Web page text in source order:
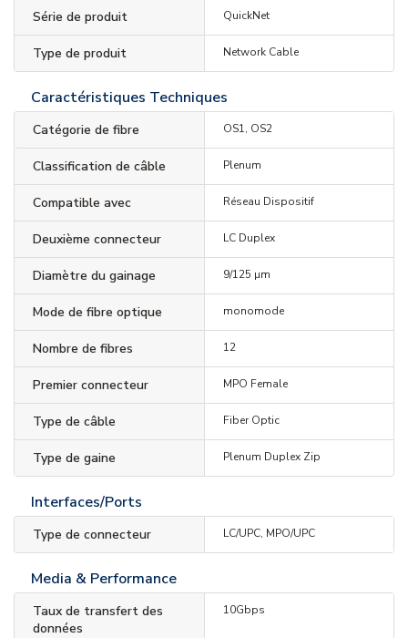
Série de produit QuickNet
Type de produit Network Cable
Caractéristiques Techniques
Catégorie de fibre OS1, OS2
Classification de câble Plenum
Compatible avec Réseau Dispositif
Deuxième connecteur LC Duplex
Diamètre du gainage 9/125 µm
Mode de fibre optique monomode
Nombre de fibres 12
Premier connecteur MPO Female
Type de câble Fiber Optic
Type de gaine Plenum Duplex Zip
Interfaces/Ports
Type de connecteur LC/UPC, MPO/UPC
Media & Performance
Taux de transfert des
données
10Gbps